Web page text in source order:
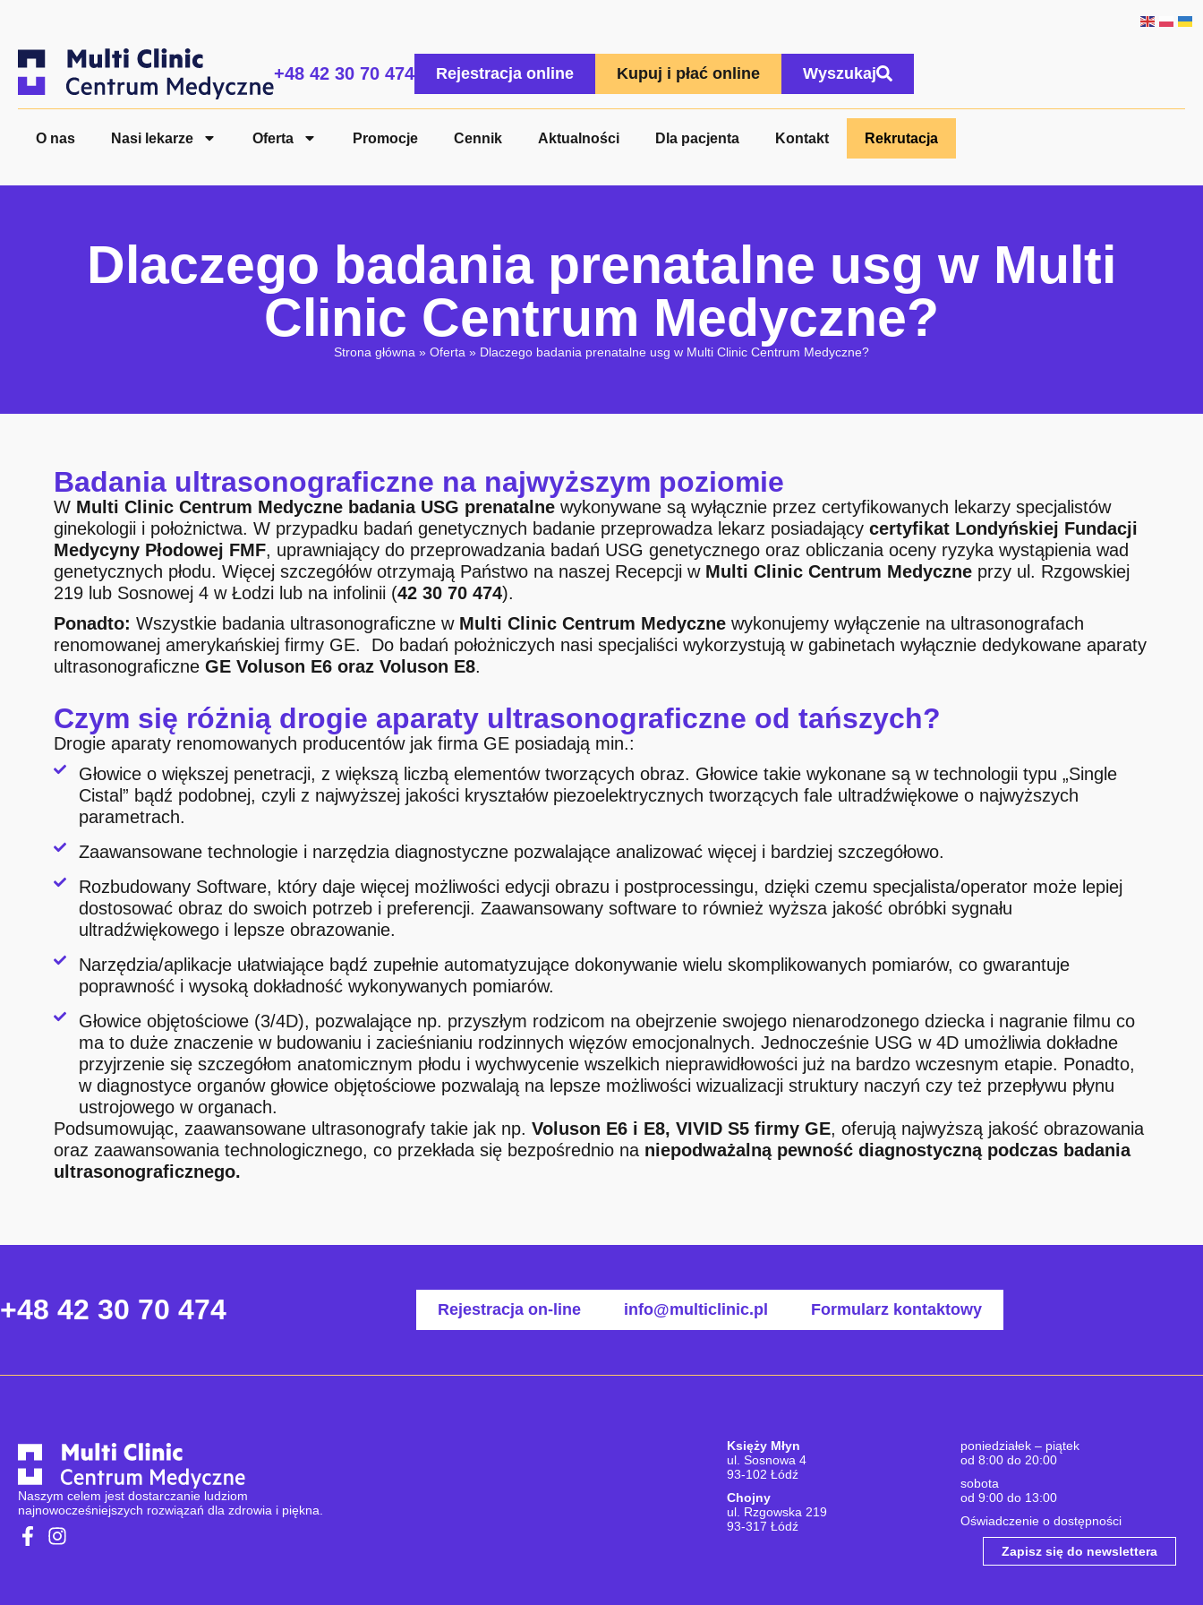
+48 42 30 70 474 Rejestracja online Kupuj i płać online Wyszukaj
O nas Nasi lekarze Oferta Promocje Cennik Aktualności Dla pacjenta Kontakt Rekrutacja
Dlaczego badania prenatalne usg w Multi
Clinic Centrum Medyczne?
Strona główna » Oferta » Dlaczego badania prenatalne usg w Multi Clinic Centrum Medyczne?
Badania ultrasonograficzne na najwyższym poziomie
W Multi Clinic Centrum Medyczne badania USG prenatalne wykonywane są wyłącznie przez certyfikowanych lekarzy specjalistów
ginekologii i położnictwa. W przypadku badań genetycznych badanie przeprowadza lekarz posiadający certyfikat Londyńskiej Fundacji
Medycyny Płodowej FMF, uprawniający do przeprowadzania badań USG genetycznego oraz obliczania oceny ryzyka wystąpienia wad
genetycznych płodu. Więcej szczegółów otrzymają Państwo na naszej Recepcji w Multi Clinic Centrum Medyczne przy ul. Rzgowskiej
219 lub Sosnowej 4 w Łodzi lub na infolinii (42 30 70 474).
Ponadto: Wszystkie badania ultrasonograficzne w Multi Clinic Centrum Medyczne wykonujemy wyłączenie na ultrasonografach
renomowanej amerykańskiej firmy GE. Do badań położniczych nasi specjaliści wykorzystują w gabinetach wyłącznie dedykowane aparaty
ultrasonograficzne GE Voluson E6 oraz Voluson E8.
Czym się różnią drogie aparaty ultrasonograficzne od tańszych?
Drogie aparaty renomowanych producentów jak firma GE posiadają min.:
Głowice o większej penetracji, z większą liczbą elementów tworzących obraz. Głowice takie wykonane są w technologii typu „Single
Cistal” bądź podobnej, czyli z najwyższej jakości kryształów piezoelektrycznych tworzących fale ultradźwiękowe o najwyższych
parametrach.
Zaawansowane technologie i narzędzia diagnostyczne pozwalające analizować więcej i bardziej szczegółowo.
Rozbudowany Software, który daje więcej możliwości edycji obrazu i postprocessingu, dzięki czemu specjalista/operator może lepiej
dostosować obraz do swoich potrzeb i preferencji. Zaawansowany software to również wyższa jakość obróbki sygnału
ultradźwiękowego i lepsze obrazowanie.
Narzędzia/aplikacje ułatwiające bądź zupełnie automatyzujące dokonywanie wielu skomplikowanych pomiarów, co gwarantuje
poprawność i wysoką dokładność wykonywanych pomiarów.
Głowice objętościowe (3/4D), pozwalające np. przyszłym rodzicom na obejrzenie swojego nienarodzonego dziecka i nagranie filmu co
ma to duże znaczenie w budowaniu i zacieśnianiu rodzinnych więzów emocjonalnych. Jednocześnie USG w 4D umożliwia dokładne
przyjrzenie się szczegółom anatomicznym płodu i wychwycenie wszelkich nieprawidłowości już na bardzo wczesnym etapie. Ponadto,
w diagnostyce organów głowice objętościowe pozwalają na lepsze możliwości wizualizacji struktury naczyń czy też przepływu płynu
ustrojowego w organach.
Podsumowując, zaawansowane ultrasonografy takie jak np. Voluson E6 i E8, VIVID S5 firmy GE, oferują najwyższą jakość obrazowania
oraz zaawansowania technologicznego, co przekłada się bezpośrednio na niepodważalną pewność diagnostyczną podczas badania
ultrasonograficznego.
+48 42 30 70 474 Rejestracja on-line info@multiclinic.pl Formularz kontaktowy
Naszym celem jest dostarczanie ludziom
najnowocześniejszych rozwiązań dla zdrowia i piękna.
Księży Młyn
ul. Sosnowa 4
93-102 Łódź
Chojny
ul. Rzgowska 219
93-317 Łódź
poniedziałek – piątek
od 8:00 do 20:00
sobota
od 9:00 do 13:00
Oświadczenie o dostępności
Zapisz się do newslettera